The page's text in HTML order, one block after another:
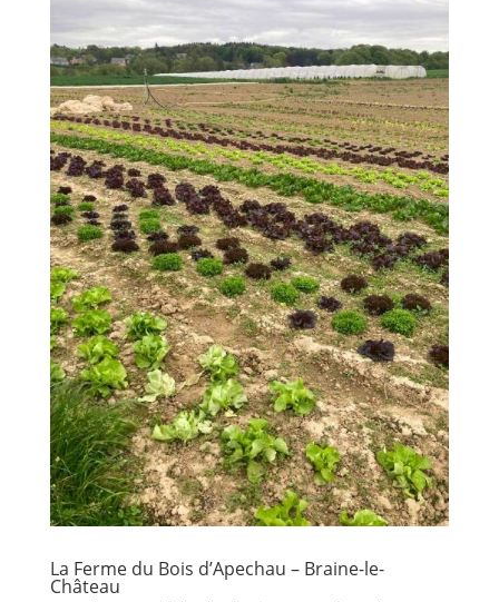
La Ferme du Bois d’Apechau – Braine-le-
Château